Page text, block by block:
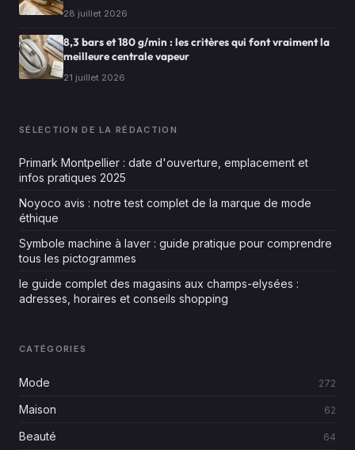
28 juillet 2026
8,3 bars et 180 g/min : les critères qui font vraiment la
meilleure centrale vapeur
21 juillet 2026
SÉLECTION DE LA RÉDACTION
Primark Montpellier : date d'ouverture, emplacement et
infos pratiques 2025
Noyoco avis : notre test complet de la marque de mode
éthique
Symbole machine à laver : guide pratique pour comprendre
tous les pictogrammes
le guide complet des magasins aux champs-elysées :
adresses, horaires et conseils shopping
CATÉGORIES
Mode 272
Maison 62
Beauté 64